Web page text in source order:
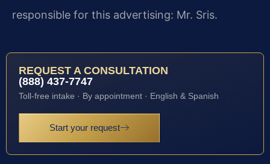
responsible for this advertising: Mr. Sris.
REQUEST A CONSULTATION
(888) 437-7747
Toll-free intake · By appointment · English & Spanish
Start your request